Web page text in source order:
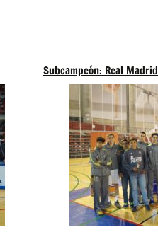
Subcampeón: Real Madrid